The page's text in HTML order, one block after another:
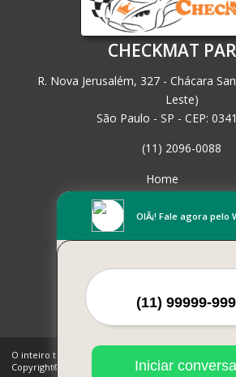
CHECKMAT
R. Nova Jerusalém, 327 - Chácara
Leste)
São Paulo - SP - CEP:
(11) 2096-0088
Home
Missão
Mapa do site
O inteiro teor deste site está sujeito à proteção de
Copyright© CHECKMAT PARTS (Lei 9610 de 19/02/
OlÃ¡! Fale agora pelo
Iniciar conversa